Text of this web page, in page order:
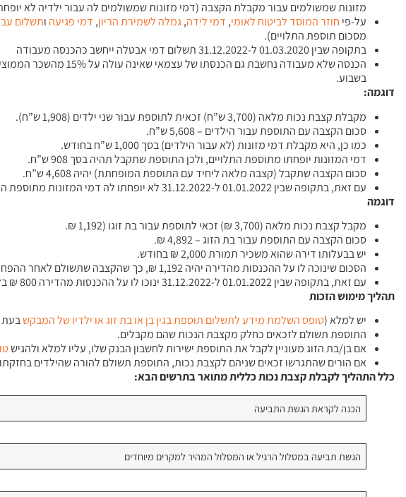
מזונות שמשולמים עבור מקבלת הקצבה (דמי מזונות שמשולמים לה עבור ילדיה לא
על-פי חוזרהמוסדלביטוח לאומי, דמי לידה,גמלה לשמירתהריון, דמי פגיעה ותשלום
מסכום תוספת התלויים).
בתקופה שבין 01.03.2020 ל-31.12.2022 תשלום דמי אבטלה ייחשב כהכנסה מעבודה
בשבוע.
דוגמה:
מקבלת קצבת נכות מלאה (3,700 ש”ח) זכאית לתוספת עבור שני ילדים (1,908 ש”ח).
סכום הקצבה עם התוספת עבור הילדים – 5,608 ש”ח.
כמו כן, היא מקבלת דמי מזונות (לא עבור הילדים) בסך 1,000 ש”ח בחודש.
דמי המזונות יופחתו מתוספת התלויים, ולכן התוספת שתקבל תהיה בסך 908 ש”ח.
סכום הקצבה שתקבל (קצבה מלאה ליחיד עם התוספת המופחתת) יהיה 4,608 ש”ח.
עם זאת, בתקופה שבין 01.01.2022 ל-31.12.2022 לא יופחתו לה דמי המזונות מתוספת התלויים כי הם נמוכים מ-1,200 ₪.
דוגמה
מקבל קצבת נכות מלאה (3,700 ₪) זכאי לתוספת עבור בת זוגו (1,192 ₪.
סכום הקצבה עם התוספת עבור בת הזוג – 4,892 ₪.
יש בבעלותו דירה שהוא משכיר תמורת 2,000 ₪ בחודש.
הסכום שינוכה לו על ההכנסות מהדירה יהיה 1,192 ₪, כך שהקצבה שתשולם לאחר ההפחתה תהיה לפחות בסכום הקצבה המלאה שהוא מקבל כיחיד.
עם זאת, בתקופה שבין 01.01.2022 ל-31.12.2022 ינוכו לו על ההכנסות מהדירה 800 ₪ בלבד, כי משאירים עד 1,200 ₪ מההכנסות שלא מעבודה.
תהליך מימוש הזכות
יש למלא (טופסהשלמתמידעלתשלום תוספתבגיןבןאובתזוגאו ילדיושלהמבקשבעת
התוספת תשולם לזכאים כחלק מקצבת הנכות שהם מקבלים.
אם בן/בת הזוג מעוניין לקבל את התוספת ישירות לחשבון הבנק שלו, עליו למלא ולהגיש
אם הורים שהתגרשו זכאים שניהם לקצבת נכות, התוספת תשולם להורה שהילדים
כלל התהליך לקבלת קצבת נכות כללית מתואר בתרשים הבא:
הכנה לקראת הגשת התביעה
הגשת תביעה במסלול הרגיל או המסלול המהיר למקרים מיוחדים